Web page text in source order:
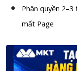
Phân quyền
mất Page